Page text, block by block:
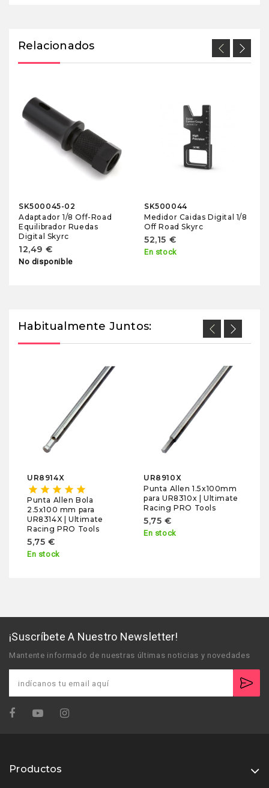
Relacionados
SK500045-02
Adaptador 1/8 Off-Road
Equilibrador Ruedas
Digital Skyrc
12,49 €
No disponible
SK500044
Medidor Caidas Digital 1/8
Off Road Skyrc
52,15 €
En stock
Habitualmente Juntos:
UR8914X
star star star star star
Punta Allen Bola
2.5x100 mm para
UR8314X | Ultimate
Racing PRO Tools
5,75 €
En stock
UR8910X
Punta Allen 1.5x100mm
para UR8310x | Ultimate
Racing PRO Tools
5,75 €
En stock
¡Suscríbete A Nuestro Newsletter!
Mantente informado de nuestras últimas noticias y novedades
Productos